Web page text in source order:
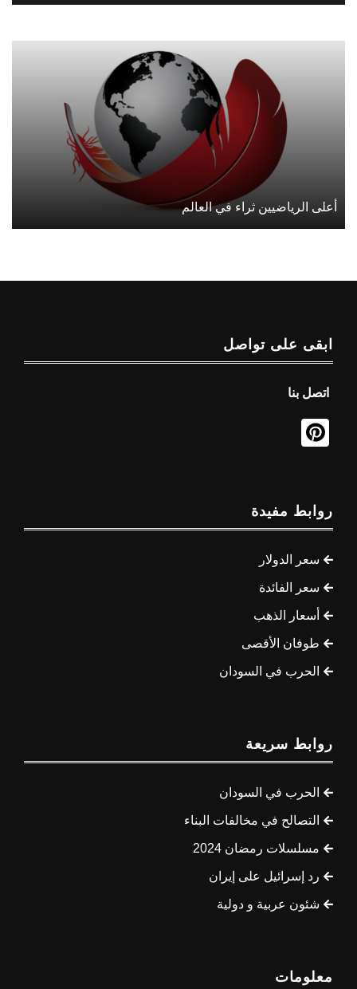
أعلى الرياضيين ثراء في العالم
ابقى على تواصل
اتصل بنا
روابط مفيدة
سعر الدولار
سعر الفائدة
أسعار الذهب
طوفان الأقصى
الحرب في السودان
روابط سريعة
الحرب في السودان
التصالح في مخالفات البناء
مسلسلات رمضان 2024
رد إسرائيل على إيران
شئون عربية و دولية
معلومات